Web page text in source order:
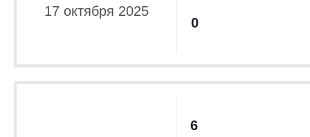
17 октября 2025
0
6